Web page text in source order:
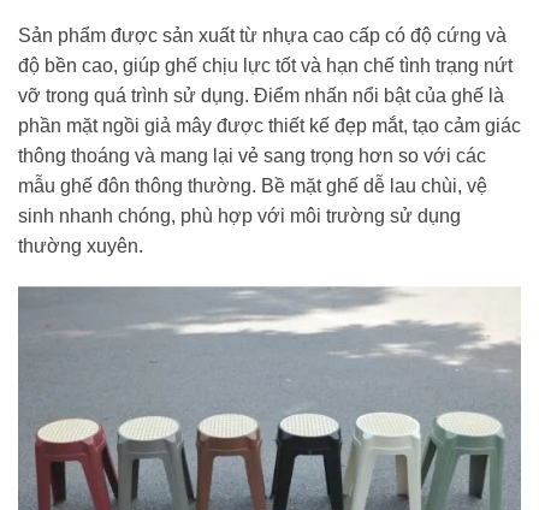
Sản phẩm được sản xuất từ nhựa cao cấp có độ cứng và
độ bền cao, giúp ghế chịu lực tốt và hạn chế tình trạng nứt
vỡ trong quá trình sử dụng. Điểm nhấn nổi bật của ghế là
phần mặt ngồi giả mây được thiết kế đẹp mắt, tạo cảm giác
thông thoáng và mang lại vẻ sang trọng hơn so với các
mẫu ghế đôn thông thường. Bề mặt ghế dễ lau chùi, vệ
sinh nhanh chóng, phù hợp với môi trường sử dụng
thường xuyên.